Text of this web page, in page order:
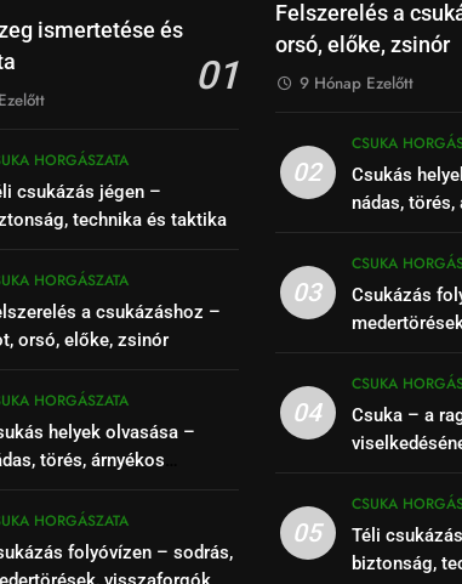
ismertetése és
01
HORGÁSZATA
csukázás jégen –
technika és taktika
HORGÁSZATA
a csukázáshoz –
orsó, előke, zsinór
HORGÁSZATA
helyek olvasása –
törés, árnyékos
HORGÁSZATA
folyóvízen – sodrás,
Felszerelés a
orsó, előke, zsinór
9 Hónap Ezelőtt
02
CSUKA
Csukás
nádas, törés,
03
CSUKA
Csukázás
04
CSUKA
Csuka – a
05
CSUKA
Téli
biztonság,